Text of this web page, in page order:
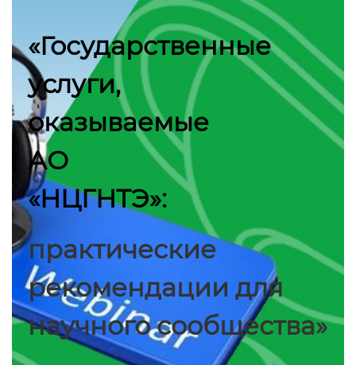
«Государственные
услуги,
оказываемые
АО
«НЦГНТЭ»:
практические
рекомендации для
научного сообщества»